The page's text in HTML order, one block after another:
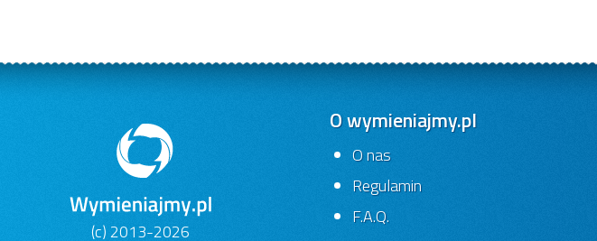
(c) 2013-2026
O wymieniajmy.pl
O nas
Regulamin
F.A.Q.